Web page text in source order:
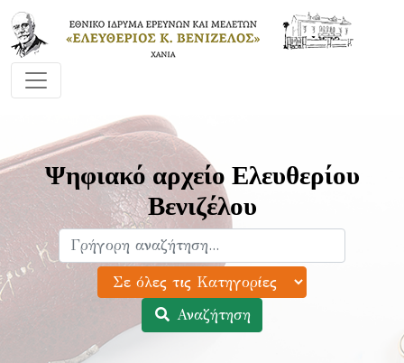
Ψηφιακό αρχείο Ελευθερίου
Βενιζέλου
Αναζήτηση